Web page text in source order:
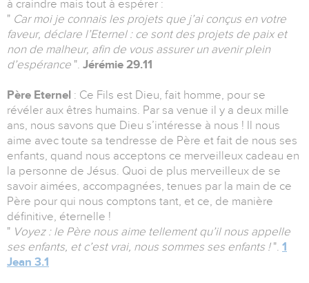
à craindre mais tout à espérer :
" Car moi je connais les projets que j’ai conçus en votre
faveur, déclare l’Eternel : ce sont des projets de paix et
non de malheur, afin de vous assurer un avenir plein
d’espérance ". Jérémie 29.11
Père Eternel : Ce Fils est Dieu, fait homme, pour se
révéler aux êtres humains. Par sa venue il y a deux mille
ans, nous savons que Dieu s’intéresse à nous ! Il nous
aime avec toute sa tendresse de Père et fait de nous ses
enfants, quand nous acceptons ce merveilleux cadeau en
la personne de Jésus. Quoi de plus merveilleux de se
savoir aimées, accompagnées, tenues par la main de ce
Père pour qui nous comptons tant, et ce, de manière
définitive, éternelle !
" Voyez : le Père nous aime tellement qu’il nous appelle
ses enfants, et c’est vrai, nous sommes ses enfants !". 1
Jean 3.1